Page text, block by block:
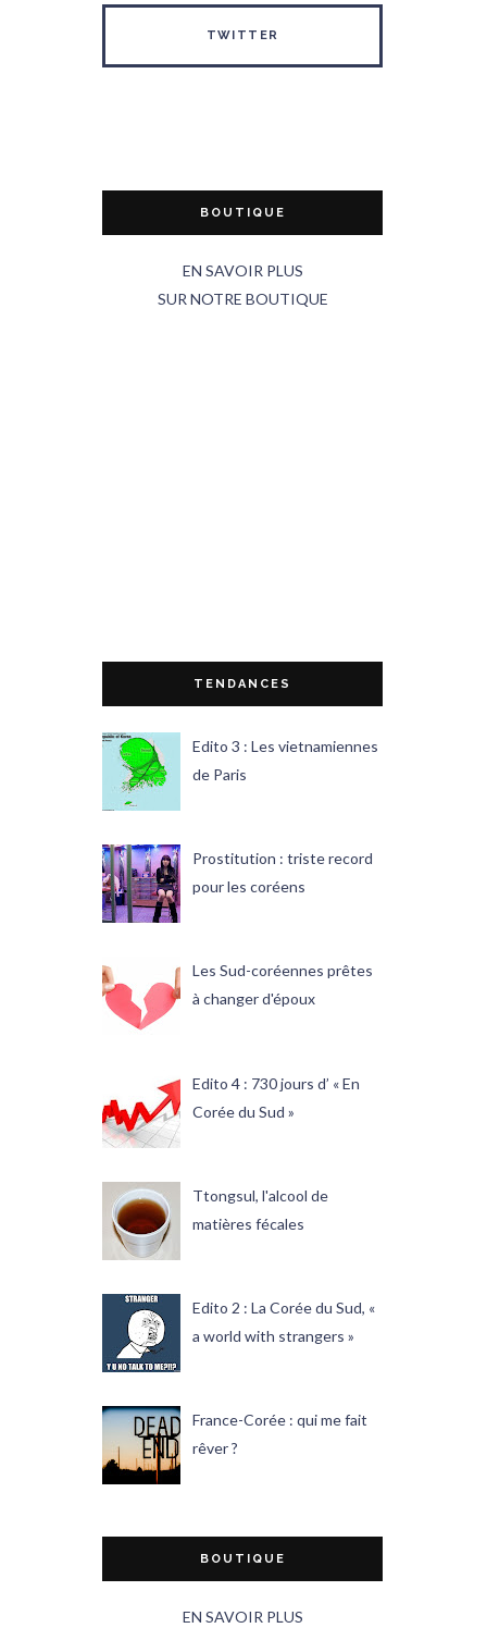
TWITTER
BOUTIQUE
EN SAVOIR PLUS
SUR NOTRE BOUTIQUE
TENDANCES
Edito 3 : Les vietnamiennes
de Paris
Prostitution : triste record
pour les coréens
Les Sud-coréennes prêtes
à changer d'époux
Edito 4 : 730 jours d’ « En
Corée du Sud »
Ttongsul, l'alcool de
matières fécales
Edito 2 : La Corée du Sud, «
a world with strangers »
France-Corée : qui me fait
rêver ?
BOUTIQUE
EN SAVOIR PLUS